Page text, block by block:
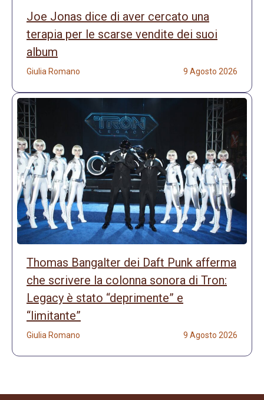
Joe Jonas dice di aver cercato una
terapia per le scarse vendite dei suoi
album
Giulia Romano 9 Agosto 2026
Thomas Bangalter dei Daft Punk afferma
che scrivere la colonna sonora di Tron:
Legacy è stato “deprimente” e
“limitante”
Giulia Romano 9 Agosto 2026